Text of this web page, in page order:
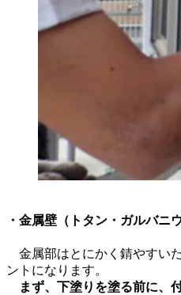
・金属壁（トタン・ガルバニ
金属部はとにかく錆やすい
ントになります。
まず、下塗りを塗る前に、